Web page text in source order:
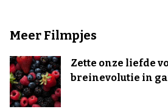
Meer Filmpjes
Zette onze liefde
breinevolutie in